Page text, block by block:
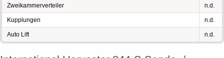
Zweikammerverteiler n.d.
Kupplungen n.d.
Auto Lift n.d.